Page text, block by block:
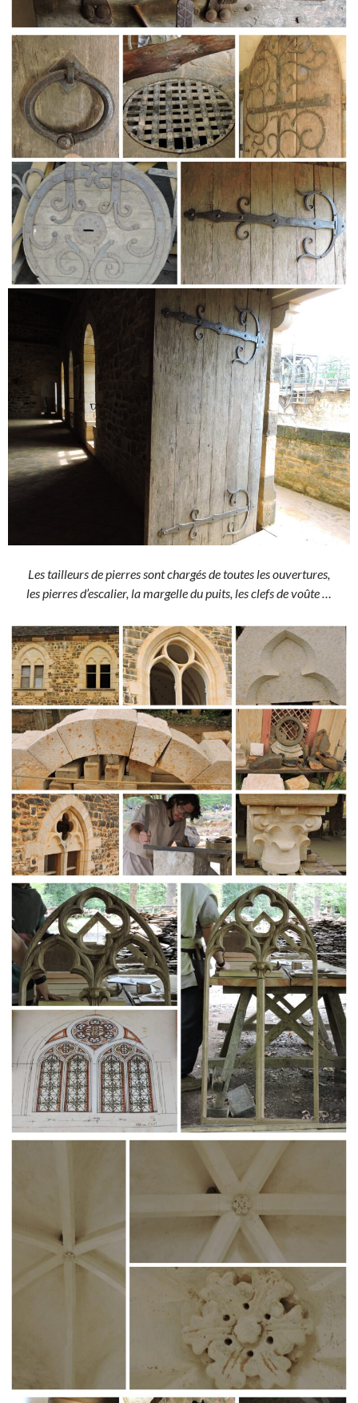
Les tailleurs de pierres sont chargés de toutes les ouvertures,
les pierres d’escalier, la margelle du puits, les clefs de voûte …